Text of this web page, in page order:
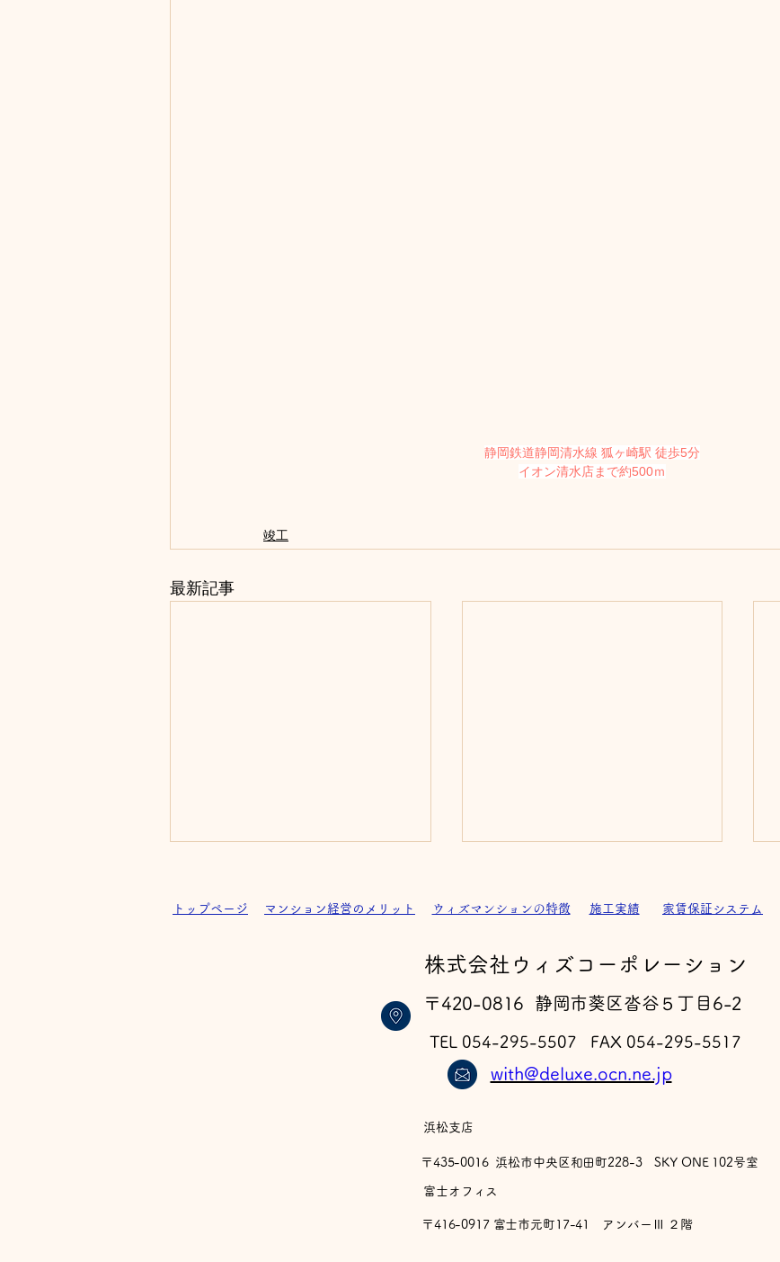
静岡鉄道静岡清水線 狐ヶ崎駅 徒歩5分
イオン清水店まで約500ｍ
竣工
最新記事
フェルゼン ドライ 完成
トップページ マンション経営のメリット ウィズマンションの特徴 施工実績 家賃保証システム
​株式会社ウィズコーポレーション
〒420-0816 静岡市葵区沓谷５丁目6-2
TEL 054-295-5507 FAX 054-295-5517
with@deluxe.ocn.ne.jp
浜松支店
〒435-0016 浜松市中央区和田町228-3 SKY ONE 102号室
​富士オフィス
〒416-0917 富士市元町17-41 アンバーⅢ ２階